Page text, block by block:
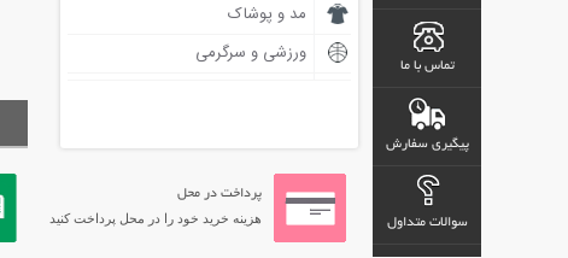
تماس با ما
پیگیری سفارش
سوالات متداول
مد و پوشاک
ورزشی و سرگرمی
پرداخت در محل
هزینه خرید خود را در محل پرداخت کنید